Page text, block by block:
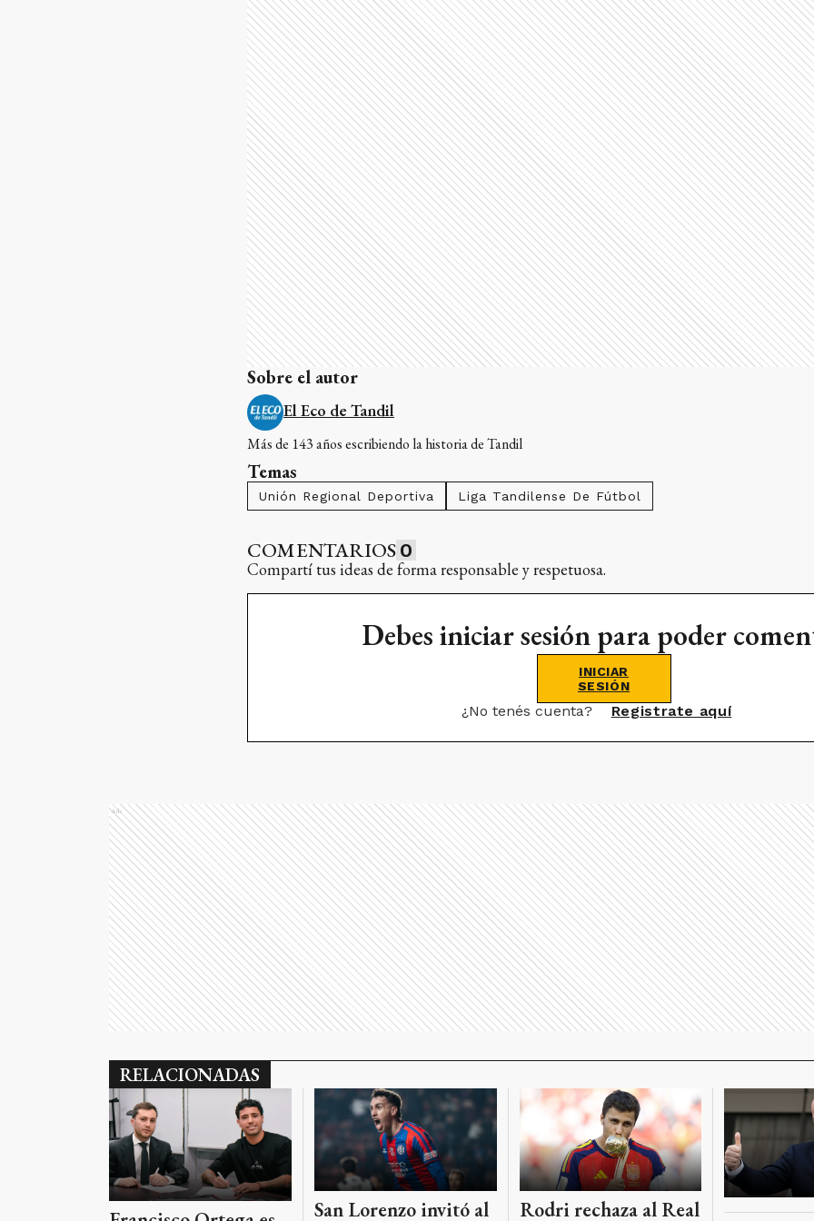
Sobre el autor
El Eco de Tandil
Más de 143 años escribiendo la historia de Tandil
Temas
Unión Regional Deportiva Liga Tandilense De Fútbol
COMENTARIOS 0
Compartí tus ideas de forma responsable y respetuosa.
Debes iniciar sesión para poder
INICIAR
SESIÓN
¿No tenés cuenta? Registrate aquí
Ads
RELACIONADAS
San Lorenzo invitó al
Rodri rechaza al Real